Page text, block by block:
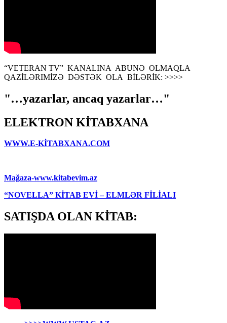
“VETERAN TV” KANALINA ABUNƏ OLMAQLA
QAZİLƏRIMİZƏ DƏSTƏK OLA BİLƏRİK: >>>>
"…yazarlar, ancaq yazarlar…"
ELEKTRON KİTABXANA
WWW.E-KİTABXANA.COM
Mağaza-www.kitabevim.az
“NOVELLA” KİTAB EVİ – ELMLƏR FİLİALI
SATIŞDA OLAN KİTAB: